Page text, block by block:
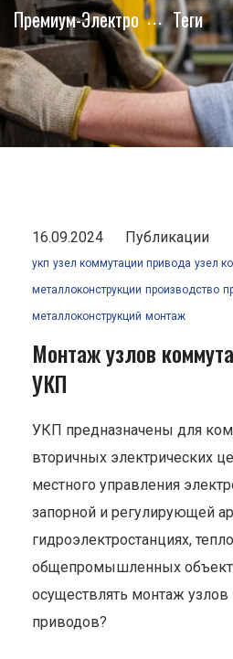
Премиум-Электро Теги
16.09.2024 Публикации
укп узел коммутации привода узел
металлоконструкции производство
металлоконструкций монтаж
Монтаж узлов
УКП
УКП предназначены для
вторичных электрических
местного управления
запорной и регулирующей
гидроэлектростанциях,
общепромышленных
осуществлять монтаж
приводов?